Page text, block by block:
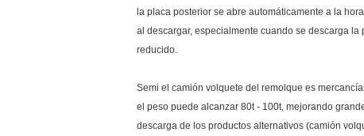
la placa posterior se abre automáticamente a la
al descargar, especialmente cuando se descarga
reducido.
Semi el camión volquete del remolque es
el peso puede alcanzar 80t - 100t, mejorando
descarga de los productos alternativos (camión